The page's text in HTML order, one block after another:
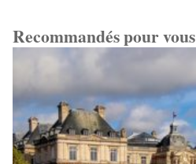
Recommandés pour vous